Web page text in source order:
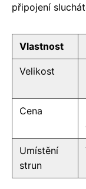
připojení
Vlastnost
Velikost
Cena
Umístění
strun